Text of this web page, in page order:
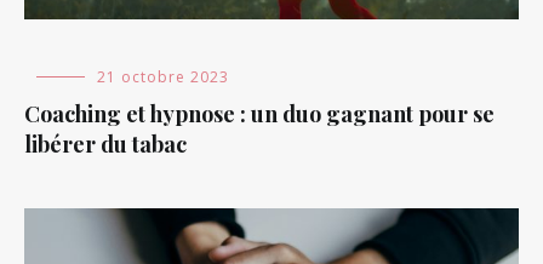
Blog 21 octobre 2023
Coaching et hypnose : un duo gagnant pour se
libérer du tabac